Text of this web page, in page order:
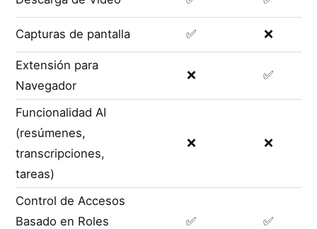
Capturas de pantalla ✅ ❌
Extensión para
Navegador
❌ ✅
Funcionalidad AI
(resúmenes,
transcripciones,
tareas)
❌ ❌
Control de Accesos
Basado en Roles
✅ ✅